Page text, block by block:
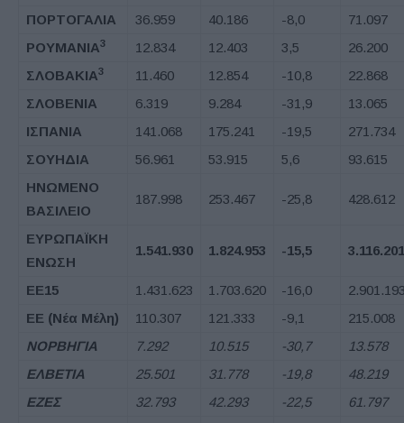
ΠΟΡΤΟΓΑΛΙΑ
36.959 40.186 -8,0
71.097
ΡΟΥΜΑΝΙΑ3 12.834 12.403 3,5
26.200
ΣΛΟΒΑΚΙΑ3 11.460 12.854 -10,8
22.868
ΣΛΟΒΕΝΙΑ
6.319 9.284 -31,9
13.065
ΙΣΠΑΝΙΑ
141.068 175.241 -19,5
271.734
ΣΟΥΗΔΙΑ
56.961 53.915 5,6
93.615
ΗΝΩΜΕΝΟ
ΒΑΣΙΛΕΙΟ
187.998 253.467 -25,8 428.612
ΕΥΡΩΠΑΪΚΗ
ΕΝΩΣΗ
1.541.930 1.824.953 -15,5 3.116.201
ΕΕ15 1.431.623 1.703.620 -16,0
ΕΕ (Νέα Μέλη) 110.307 121.333 -9,1
215.008
ΝΟΡΒΗΓΙΑ
7.292 10.515 -30,7
13.578
ΕΛΒΕΤΙΑ
25.501 31.778 -19,8
48.219
ΕΖΕΣ
32.793 42.293 -22,5
61.797